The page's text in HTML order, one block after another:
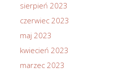
sierpień 2023
czerwiec 2023
maj 2023
kwiecień 2023
marzec 2023